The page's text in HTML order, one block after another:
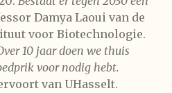
Damya Laoui van de
voor Biotechnologie.
10 jaar doen we thuis
voor nodig hebt.
van UHasselt.